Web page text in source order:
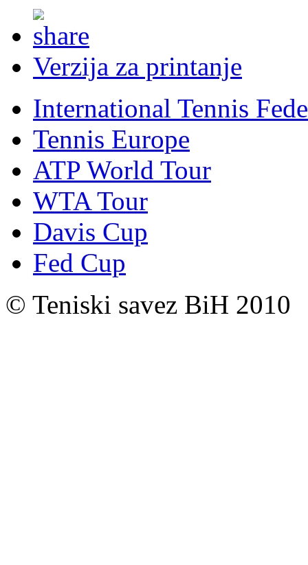
Verzija za printanje
International Tennis
Tennis Europe
ATP World Tour
WTA Tour
Davis Cup
Fed Cup
© Teniski savez BiH 2010